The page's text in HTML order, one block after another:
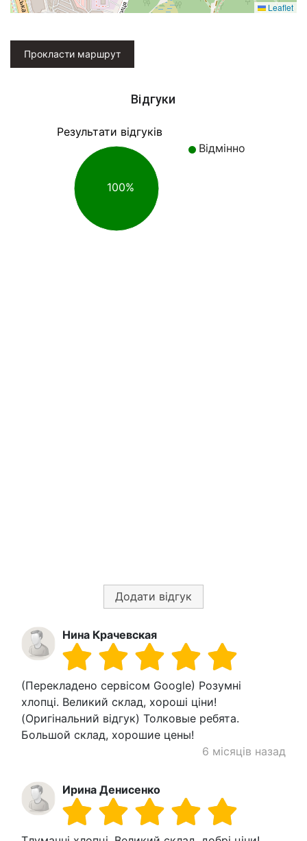
Leaflet
Прокласти маршрут
Відгуки
Результати відгуків
Відмінно
100%
Додати відгук
Нина Крачевская
(Перекладено сервісом Google) Розумні
хлопці. Великий склад, хороші ціни!
(Оригінальний відгук) Толковые ребята.
Большой склад, хорошие цены!
6 місяців назад
Ирина Денисенко